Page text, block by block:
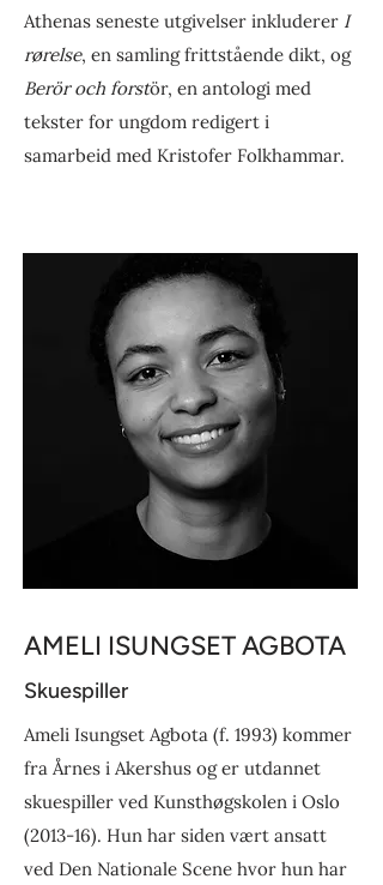
Athenas seneste utgivelser inkluderer I
rørelse, en samling frittstående dikt, og
Berör och forstör, en antologi med
tekster for ungdom redigert i
samarbeid med Kristofer Folkhammar.
AMELI ISUNGSET AGBOTA
Skuespiller
Ameli Isungset Agbota (f. 1993) kommer
fra Årnes i Akershus og er utdannet
skuespiller ved Kunsthøgskolen i Oslo
(2013-16). Hun har siden vært ansatt
ved Den Nationale Scene hvor hun har